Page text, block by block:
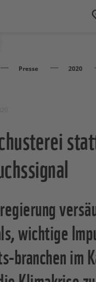
Presse 2020
wichtige
branchen im